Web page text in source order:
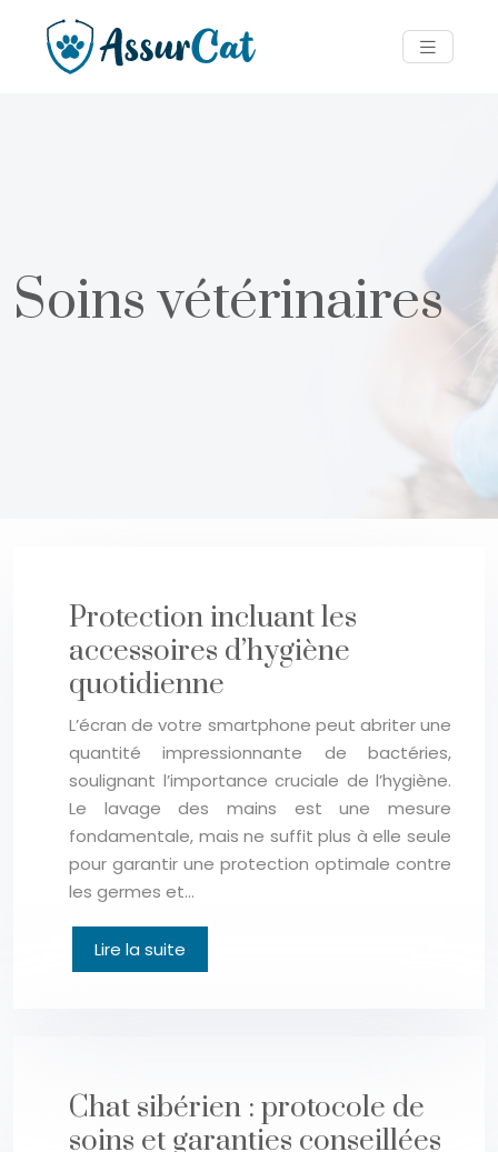
Soins vétérinaires
Protection incluant les
accessoires d’hygiène
quotidienne
L’écran de votre smartphone peut abriter une
quantité impressionnante de bactéries,
soulignant l’importance cruciale de l’hygiène.
Le lavage des mains est une mesure
fondamentale, mais ne suffit plus à elle seule
pour garantir une protection optimale contre
les germes et…
Lire la suite
Chat sibérien : protocole de
soins et garanties conseillées